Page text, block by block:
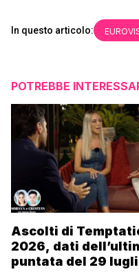
In questo articolo:
POTREBBE
Ascolti di
2026, dati
puntata del 29